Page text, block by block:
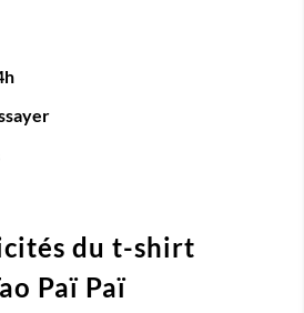
du t-shirt
Paï Paï